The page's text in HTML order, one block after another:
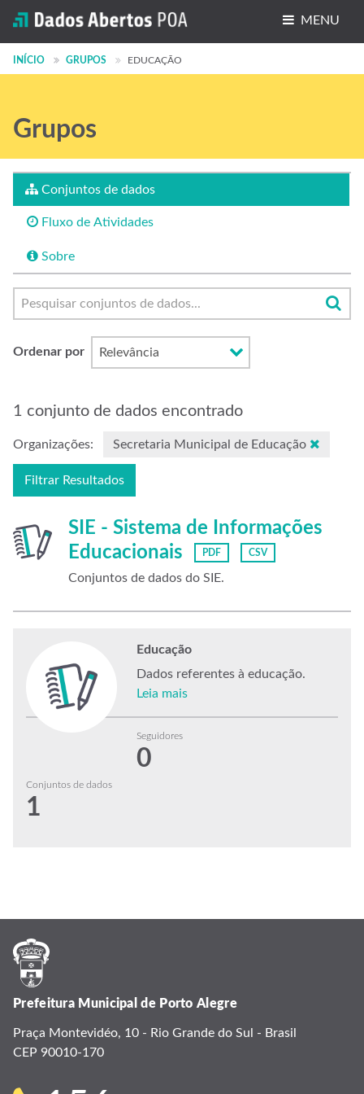
MENU
Conjuntos de dados
Grupos
INÍCIO GRUPOS EDUCAÇÃO
Grupos
Conjuntos de dados
Fluxo de Atividades
Sobre
Ordenar por
1 conjunto de dados encontrado
Organizações: Secretaria Municipal de Educação
Filtrar Resultados
SIE - Sistema de Informações
Educacionais
PDF CSV
Conjuntos de dados do SIE.
Educação
Dados referentes à educação.
Leia mais
Seguidores
0
Conjuntos de dados
1
Prefeitura Municipal de Porto Alegre
Praça Montevidéo, 10 - Rio Grande do Sul - Brasil
CEP 90010-170